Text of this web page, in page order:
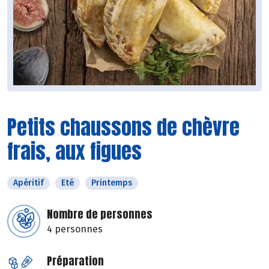
Petits chaussons de chèvre
frais, aux figues
Apéritif Eté Printemps
Nombre de personnes
4 personnes
Préparation